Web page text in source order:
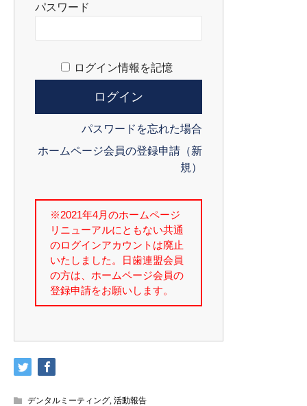
パスワード
ログイン情報を記憶
パスワードを忘れた場合
ホームページ会員の登録申請（新
規）
デンタルミーティング 活動報告